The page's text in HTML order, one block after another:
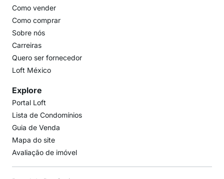
Como vender
Como comprar
Sobre nós
Carreiras
Quero ser fornecedor
Loft México
Explore
Portal Loft
Lista de Condomínios
Guia de Venda
Mapa do site
Avaliação de imóvel